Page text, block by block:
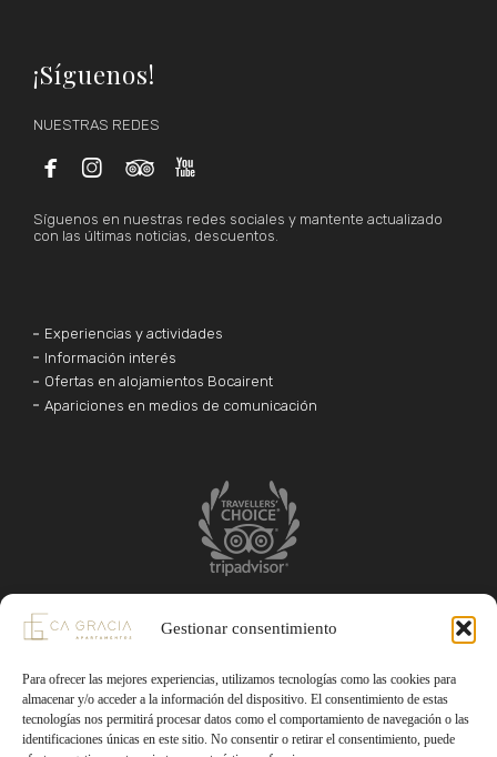
Gestionar consentimiento
Para ofrecer las mejores experiencias, utilizamos tecnologías como las cookies para
almacenar y/o acceder a la información del dispositivo. El consentimiento de estas
tecnologías nos permitirá procesar datos como el comportamiento de navegación o las
identificaciones únicas en este sitio. No consentir o retirar el consentimiento, puede
¡Síguenos!
NUESTRAS REDES
   
Síguenos en nuestras redes sociales y mantente actualizado
con las últimas noticias, descuentos.
Experiencias y actividades
Información interés
Ofertas en alojamientos Bocairent
Apariciones en medios de comunicación
reservas@apartamentoscagracia.com